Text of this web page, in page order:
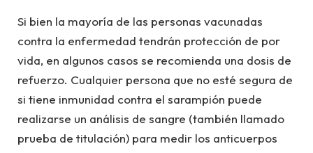
Si bien la mayoría de las personas vacunadas
contra la enfermedad tendrán protección de por
vida, en algunos casos se recomienda una dosis de
refuerzo. Cualquier persona que no esté segura de
si tiene inmunidad contra el sarampión puede
realizarse un análisis de sangre (también llamado
prueba de titulación) para medir los anticuerpos